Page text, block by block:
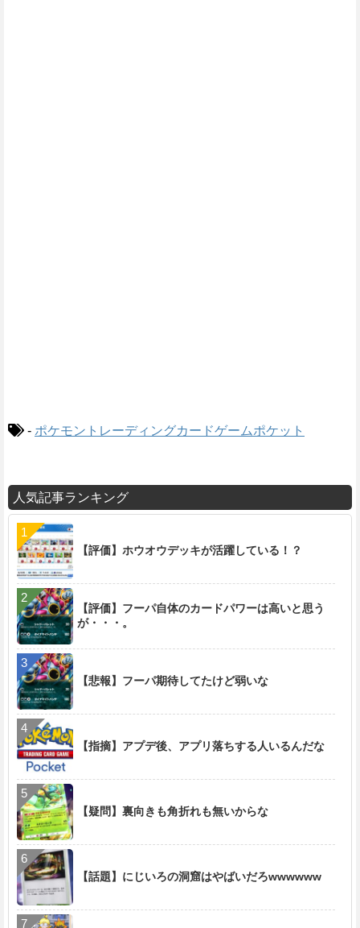
- ポケモントレーディングカードゲームポケット
人気記事ランキング
【評価】ホウオウデッキが活躍している！？
【評価】フーパ自体のカードパワーは高いと思う
が・・・。
【悲報】フーパ期待してたけど弱いな
【指摘】アプデ後、アプリ落ちする人いるんだな
【疑問】裏向きも角折れも無いからな
【話題】にじいろの洞窟はやばいだろwwwwww